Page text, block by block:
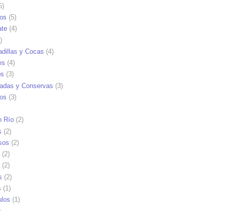
(5)
(4)
y Cocas (4)
(4)
(3)
y Conservas (3)
(3)
Río (2)
(2)
(2)
(2)
(2)
(2)
(1)
(1)